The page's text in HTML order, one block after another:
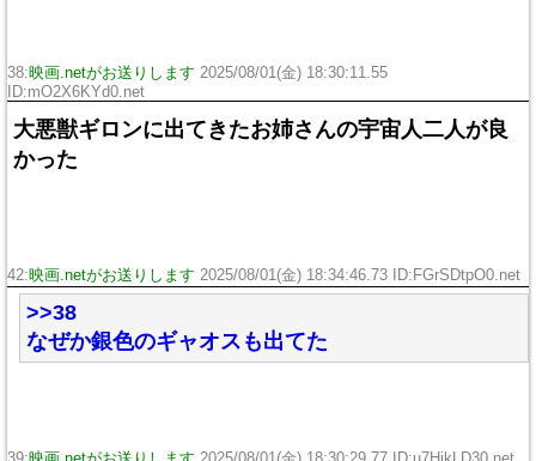
38:映画.netがお送りします 2025/08/01(金) 18:30:11.55
ID:mO2X6KYd0.net
大悪獣ギロンに出てきたお姉さんの宇宙人二人が良
かった
42:映画.netがお送りします 2025/08/01(金) 18:34:46.73 ID:FGrSDtpO0.net
>>38
なぜか銀色のギャオスも出てた